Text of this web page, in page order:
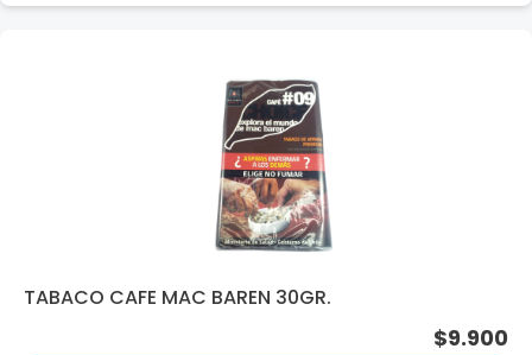
TABACO CAFE MAC BAREN 30GR.
$9.900